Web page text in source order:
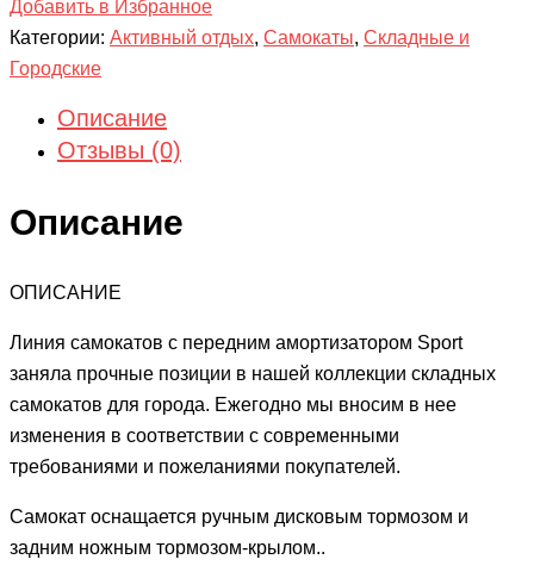
Добавить в Избранное
Категории: Активный отдых, Самокаты, Складные и
Городские
Описание
Отзывы (0)
Описание
ОПИСАНИЕ
Линия самокатов с передним амортизатором Sport
заняла прочные позиции в нашей коллекции складных
самокатов для города. Ежегодно мы вносим в нее
изменения в соответствии с современными
требованиями и пожеланиями покупателей.
Самокат оснащается ручным дисковым тормозом и
задним ножным тормозом-крылом..